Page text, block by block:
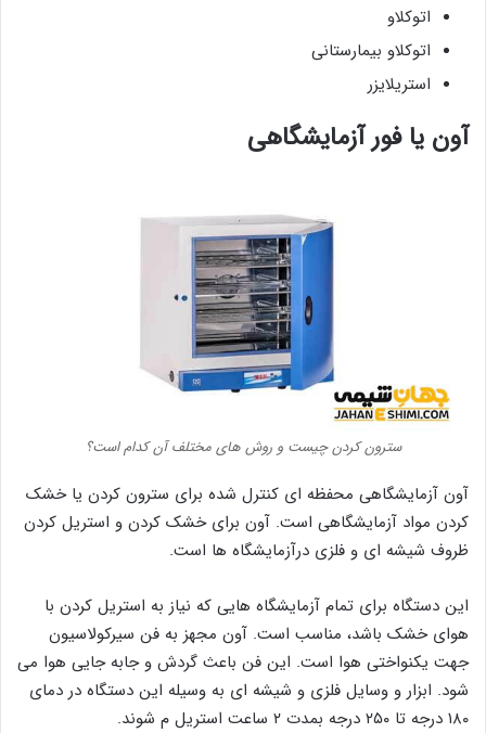
اتوکلاو
اتوکلاو بیمارستانی
استریلایزر
آون یا فور آزمایشگاهی
سترون کردن چیست و روش های مختلف آن کدام است؟
آون آزمایشگاهی محفظه ای کنترل شده برای سترون کردن یا خشک
کردن مواد آزمایشگاهی است. آون برای خشک کردن و استریل کردن
ظروف شیشه ای و فلزی درآزمایشگاه ها است.
این دستگاه برای تمام آزمایشگاه هایی که نیاز به استریل کردن با
هوای خشک باشد، مناسب است. آون مجهز به فن سیرکولاسیون
جهت یکنواختی هوا است. این فن باعث گردش و جابه جایی هوا می
شود. ابزار و وسایل فلزی و شیشه ای به وسیله این دستگاه در دمای
۱۸۰ درجه تا ۲۵۰ درجه بمدت ۲ ساعت استریل م شوند.